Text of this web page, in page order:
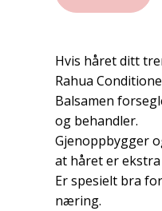
Hvis håret ditt
Rahua
Balsamen
og behandler.
Gjenoppbygger
at håret er
Er spesielt bra
næring.